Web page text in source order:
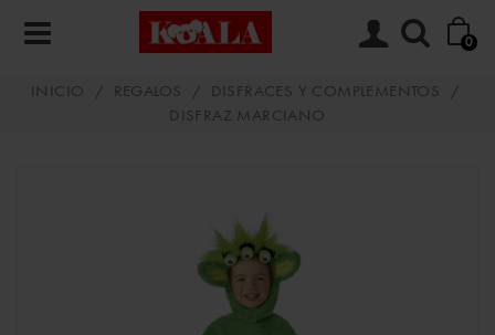
0
INICIO / REGALOS / DISFRACES Y COMPLEMENTOS
/
DISFRAZ MARCIANO